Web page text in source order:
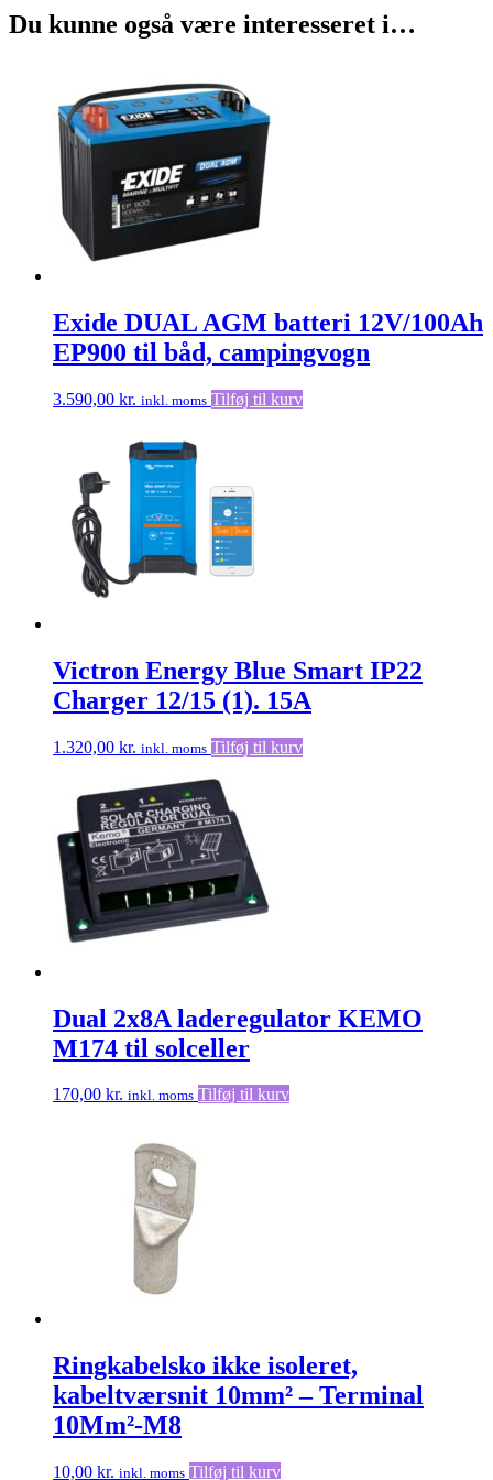
Du kunne også være interesseret i…
Exide DUAL AGM batteri 12V/100Ah
EP900 til båd, campingvogn
3.590,00 kr. inkl. moms Tilføj til kurv
Victron Energy Blue Smart IP22
Charger 12/15 (1). 15A
1.320,00 kr. inkl. moms Tilføj til kurv
Dual 2x8A laderegulator KEMO
M174 til solceller
170,00 kr. inkl. moms Tilføj til kurv
Ringkabelsko ikke isoleret,
kabeltværsnit 10mm² – Terminal
10Mm²-M8
10,00 kr. inkl. moms Tilføj til kurv